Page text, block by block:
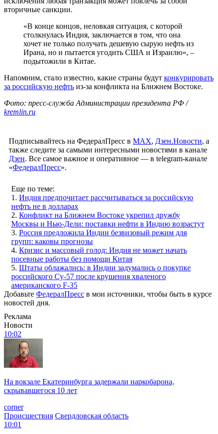
вторичные санкции.
«В конце концов, неловкая ситуация, с которой
столкнулась Индия, заключается в том, что она
хочет не только получать дешевую сырую нефть из
Ирана, но и пытается угодить США и Израилю», –
подытожили в Китае.
Напомним, стало известно, какие страны будут конкурировать
за российскую нефть из-за конфликта на Ближнем Востоке.
Фото: пресс-служба Администрации президента РФ /
kremlin.ru
Подписывайтесь на ФедералПресс в МАХ, Дзен.Новости, а
также следите за самыми интересными новостями в канале
Дзен. Все самое важное и оперативное — в telegram-канале
«ФедералПресс».
Еще по теме:
1. Индия предпочитает рассчитываться за российскую
нефть не в долларах
2. Конфликт на Ближнем Востоке укрепил дружбу
Москвы и Нью-Дели: поставки нефти в Индию возрастут
3. Россия предложила Индии безвизовый режим для
групп: каковы прогнозы
4. Кризис и массовый голод: Индия не может начать
посевные работы без помощи Китая
5. Штаты облажались: в Индии задумались о покупке
российского Су-57 после крушения хваленого
американского F-35
Добавьте ФедералПресс в мои источники, чтобы быть в курсе
новостей дня.
Реклама
Новости
10:02
На вокзале Екатеринбурга задержали наркобарона,
скрывавшегося 10 лет
corner
Происшествия Свердловская область
10:01